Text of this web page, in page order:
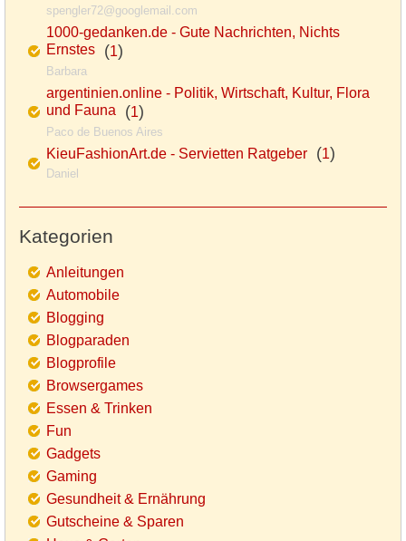
spengler72@googlemail.com
1000-gedanken.de - Gute Nachrichten, Nichts
Ernstes (1)
Barbara
argentinien.online - Politik, Wirtschaft, Kultur, Flora
und Fauna (1)
Paco de Buenos Aires
KieuFashionArt.de - Servietten Ratgeber (1)
Daniel
Kategorien
Anleitungen
Automobile
Blogging
Blogparaden
Blogprofile
Browsergames
Essen & Trinken
Fun
Gadgets
Gaming
Gesundheit & Ernährung
Gutscheine & Sparen